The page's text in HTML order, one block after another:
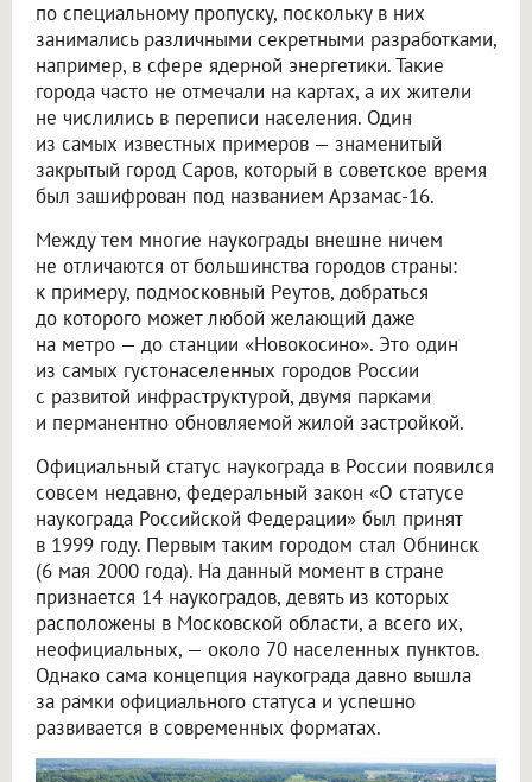
по специальному пропуску, поскольку в них
занимались различными секретными разработками,
например, в сфере ядерной энергетики. Такие
города часто не отмечали на картах, а их жители
не числились в переписи населения. Один
из самых известных примеров — знаменитый
закрытый город Саров, который в советское время
был зашифрован под названием Арзамас-16.
Между тем многие наукограды внешне ничем
не отличаются от большинства городов страны:
к примеру, подмосковный Реутов, добраться
до которого может любой желающий даже
на метро — до станции «Новокосино». Это один
из самых густонаселенных городов России
с развитой инфраструктурой, двумя парками
и перманентно обновляемой жилой застройкой.
Официальный статус наукограда в России появился
совсем недавно, федеральный закон «О статусе
наукограда Российской Федерации» был принят
в 1999 году. Первым таким городом стал Обнинск
(6 мая 2000 года). На данный момент в стране
признается 14 наукоградов, девять из которых
расположены в Московской области, а всего их,
неофициальных, — около 70 населенных пунктов.
Однако сама концепция наукограда давно вышла
за рамки официального статуса и успешно
развивается в современных форматах.